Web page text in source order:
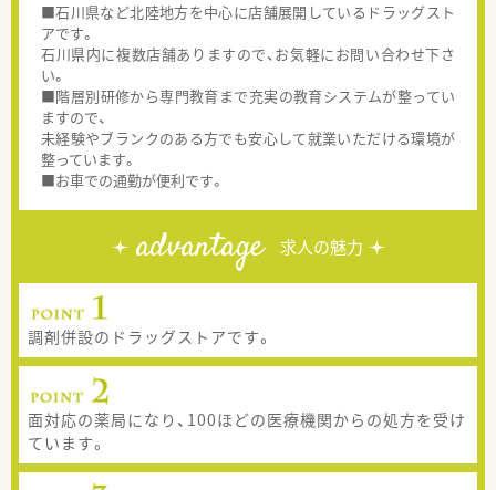
■石川県など北陸地方を中心に店舗展開しているドラッグスト
アです。
石川県内に複数店舗ありますので、お気軽にお問い合わせ下さ
い。
■階層別研修から専門教育まで充実の教育システムが整ってい
ますので、
未経験やブランクのある方でも安心して就業いただける環境が
整っています。
■お車での通勤が便利です。
advantage 求人の魅力
調剤併設のドラッグストアです。
面対応の薬局になり、100ほどの医療機関からの処方を受け
ています。